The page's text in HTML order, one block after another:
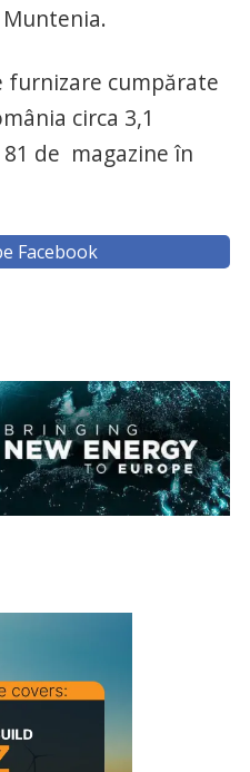
Muntenia.
furnizare cumpărate
circa 3,1
de magazine în
Facebook